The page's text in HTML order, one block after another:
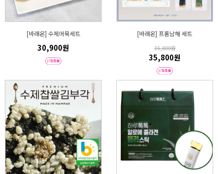
[바래온] 수제어묵세트
30,900원
[바래온] 프롬남해 세트
36,800원
35,800원